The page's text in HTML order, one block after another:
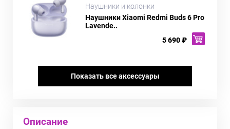
Наушники и колонки
Наушники Xiaomi Redmi Buds 6 Pro
Lavende..
5 690 ₽
Показать все аксессуары
Описание